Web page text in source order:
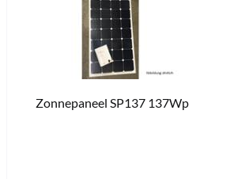
Zonnepaneel SP137 137Wp